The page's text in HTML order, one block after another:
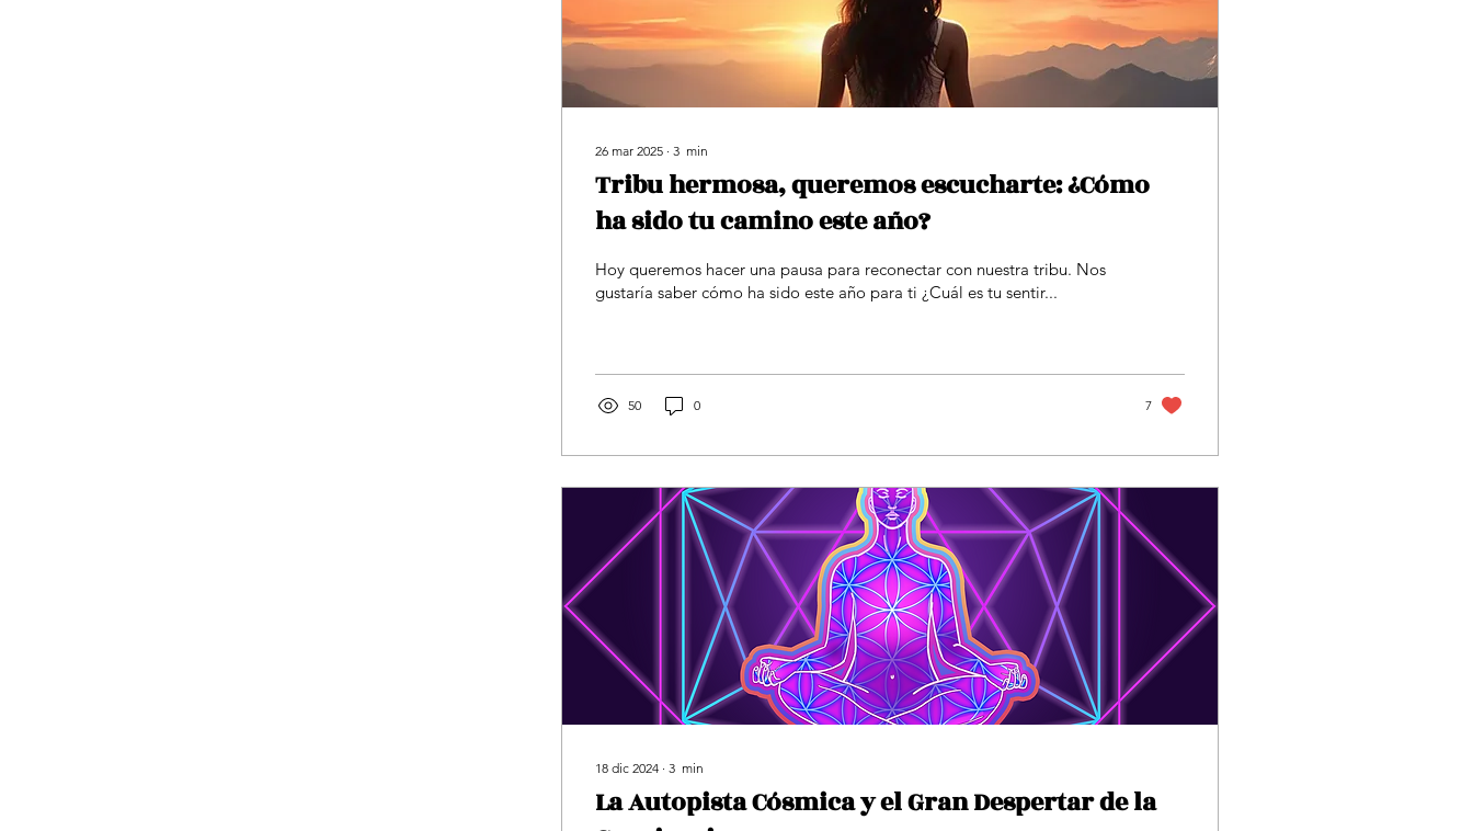
26 mar 2025 ∙ 3 min
Tribu hermosa, queremos escucharte: ¿Cómo
ha sido tu camino este año?
Hoy queremos hacer una pausa para reconectar con nuestra tribu. Nos
gustaría saber cómo ha sido este año para ti ¿Cuál es tu sentir...
50 0 7
18 dic 2024 ∙ 3 min
La Autopista Cósmica y el Gran Despertar de la